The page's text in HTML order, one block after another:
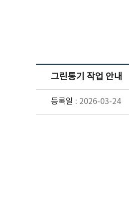
그린통기 작업 안내
등록일 : 2026-03-24